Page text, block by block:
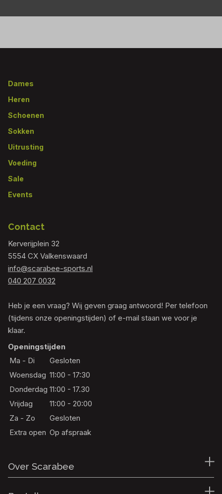
Footer
Dames
Heren
Schoenen
Sokken
Uitrusting
Voeding
Sale
Events
Contact
Kerverijplein 32
5554 CX Valkenswaard
info@scarabee-sports.nl
040 207 0032
Heb je een vraag? Wij geven graag antwoord! Per telefoon
(tijdens onze openingstijden) of e-mail staan we voor je
klaar.
Openingstijden
Ma - Di
Gesloten
Woensdag 11:00 - 17:30
Donderdag 11:00 - 17.30
Vrijdag
11:00 - 20:00
Za - Zo
Gesloten
Extra open Op afspraak
Over Scarabee